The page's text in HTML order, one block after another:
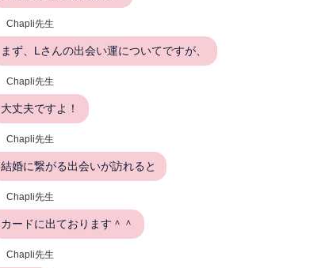
Chapli先生
まず、Lさんの出会い運についてですが、
Chapli先生
大丈夫ですよ！
Chapli先生
結婚に繋がる出会いが訪れると
Chapli先生
カードに出ております＾＾
Chapli先生